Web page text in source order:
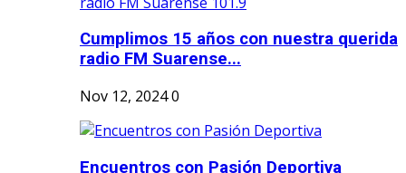
Cumplimos 15 años con nuestra querida
radio FM Suarense...
Nov 12, 20240
Encuentros con Pasión Deportiva